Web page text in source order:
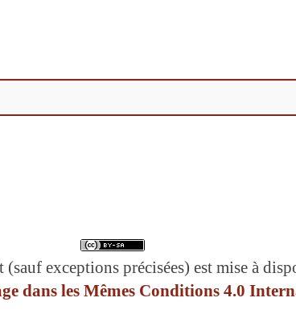
exceptions précisées) est mise à
dans les Mêmes Conditions 4.0